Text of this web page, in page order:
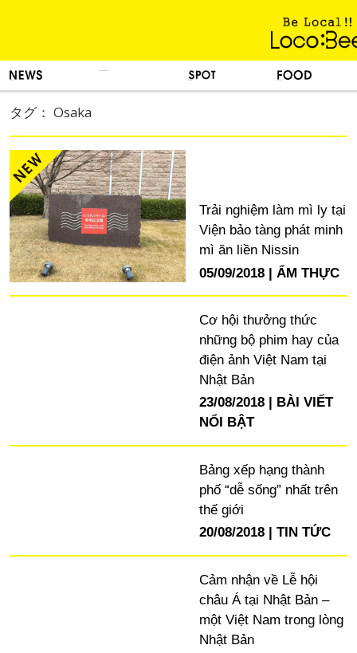
タグ： Osaka
Trải nghiệm làm mì ly tại
Viện bảo tàng phát minh
mì ăn liền Nissin
05/09/2018
ẨM THỰC
Cơ hội thưởng thức
những bộ phim hay của
điện ảnh Việt Nam tại
Nhật Bản
23/08/2018
BÀI VIẾT
NỔI BẬT
Bảng xếp hạng thành
phố “dễ sống” nhất trên
thế giới
20/08/2018
TIN TỨC
Cảm nhận về Lễ hội
châu Á tại Nhật Bản –
một Việt Nam trong lòng
Nhật Bản